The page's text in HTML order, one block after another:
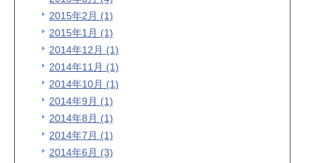
2015年2月 (1)
2015年1月 (1)
2014年12月 (1)
2014年11月 (1)
2014年10月 (1)
2014年9月 (1)
2014年8月 (1)
2014年7月 (1)
2014年6月 (3)